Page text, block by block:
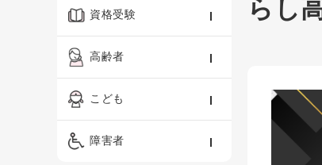
資格受験
ケアマネジャー
精神保健福祉士
高齢者
認知症ケア・介護技術
ーシャルワーク
こども
保育・教育／発達障害
障害者
らし